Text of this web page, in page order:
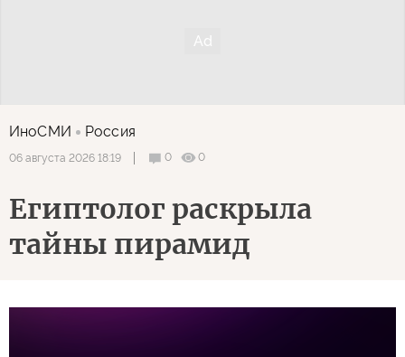
ИноСМИ Россия
06 августа 2026 18:19 0 0
Египтолог раскрыла
тайны пирамид